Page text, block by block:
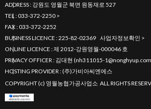
ADDRESS: 강원도 영월군 북면 원동재로 527
TEL:033-372-2250
FAX:033-372-2252
BUSINESS LICENCE :225-82-02369 사업자정보확인
ONLINE LICENCE :제 2012-강원영월-000046 호
PRIVACY OFFICER: 김대현 (nh311015-1@nonghyup.com
HOSTING PROVIDER:(주)가비아씨엔에스
COPYRIGHT (c) 영월농협가공사업소 ALL RIGHTS